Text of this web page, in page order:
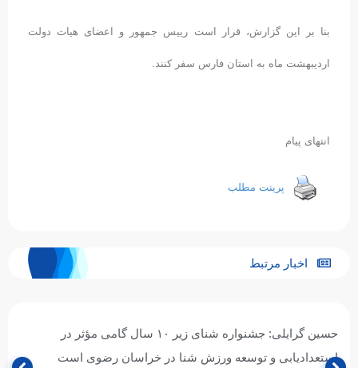
بنا بر این گزارش، قرار است رییس جمهور و اعضای هیات دولت
اردیبهشت ماه به استان فارس سفر کنند.
انتهای پیام
پرینت مطلب
اخبار مرتبط
حسین گرایلی: جشنواره شنای زیر ۱۰ سال گامی مؤثر در
استعدادیابی و توسعه ورزش شنا در خراسان رضوی است